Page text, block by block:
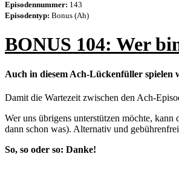
Episodennummer: 143
Episodentyp: Bonus (Ah)
BONUS 104: Wer
Auch in diesem Ach-Lückenfüller
Damit die Wartezeit zwischen den Ach-
Wer uns übrigens unterstützen möchte,
dann schon was). Alternativ und
So, so oder so: Danke!